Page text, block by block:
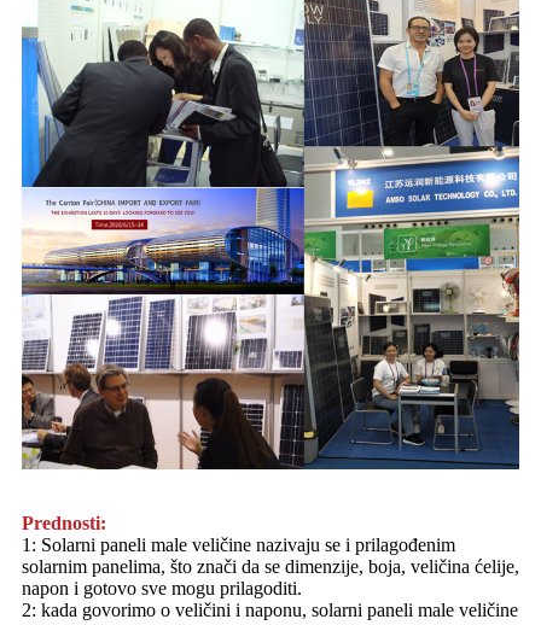
Prednosti:
1: Solarni paneli male veličine nazivaju se i prilagođenim
solarnim panelima, što znači da se dimenzije, boja, veličina ćelije,
napon i gotovo sve mogu prilagoditi.
2: kada govorimo o veličini i naponu, solarni paneli male veličine